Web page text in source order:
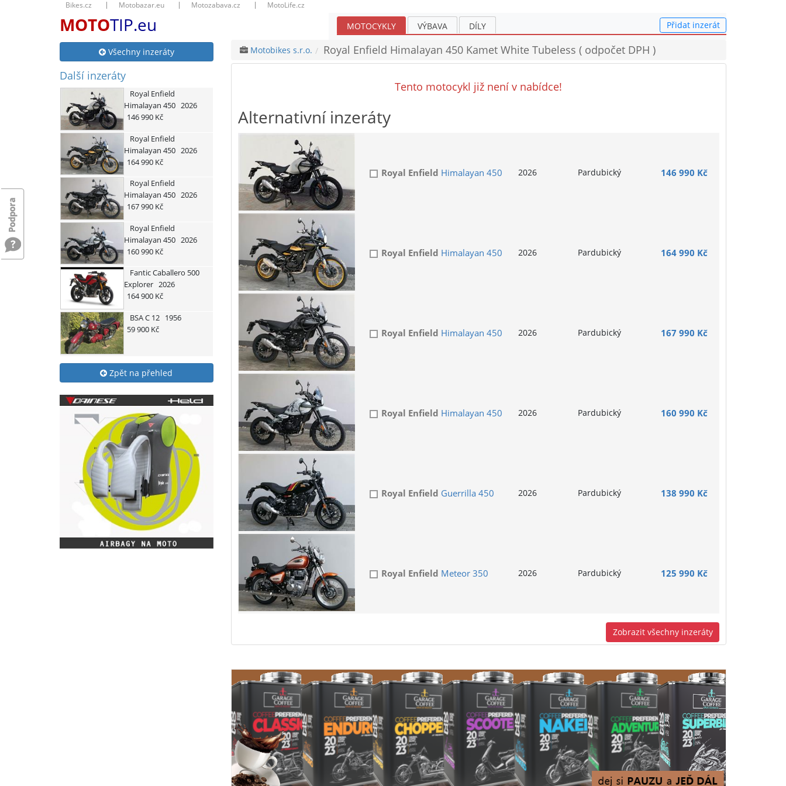
Bikes.cz Motobazar.eu Motozabava.cz MotoLife.cz
MOTOTIP.eu MOTOCYKLY VÝBAVA DÍLY Přidat inzerát
Všechny inzeráty
Další inzeráty
Royal Enfield
Himalayan 450 2026
146 990 Kč
Royal Enfield
Himalayan 450 2026
164 990 Kč
Royal Enfield
Himalayan 450 2026
167 990 Kč
Royal Enfield
Himalayan 450 2026
160 990 Kč
FanticCaballero 500
Explorer 2026
164 900 Kč
BSAC 12 1956
59 900 Kč
Zpět na přehled
Motobikes s.r.o. Royal Enfield Himalayan 450 Kamet White Tubeless ( odpočet DPH )
Tento motocykl již není v nabídce!
Alternativní inzeráty
Royal Enfield Himalayan 450 2026 Pardubický 146 990 Kč
Royal Enfield Himalayan 450 2026 Pardubický 164 990 Kč
Royal Enfield Himalayan 450 2026 Pardubický 167 990 Kč
Royal Enfield Himalayan 450 2026 Pardubický 160 990 Kč
Royal Enfield Guerrilla 450 2026 Pardubický 138 990 Kč
Royal Enfield Meteor 350 2026 Pardubický 125 990 Kč
Zobrazit všechny inzeráty